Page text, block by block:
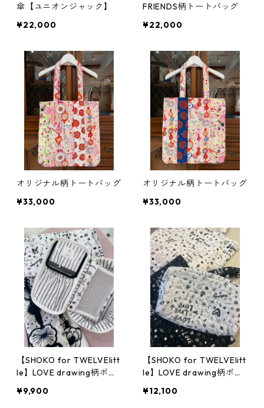
傘【ユニオンジャック】
¥22,000
FRIENDS柄トートバッグ
¥22,000
オリジナル柄トートバッグ
¥33,000
オリジナル柄トートバッグ
¥33,000
【SHOKO for TWELVElitt
le】LOVE drawing柄ポー
¥9,900
【SHOKO for TWELVElitt
le】LOVE drawing柄ポー
¥12,100